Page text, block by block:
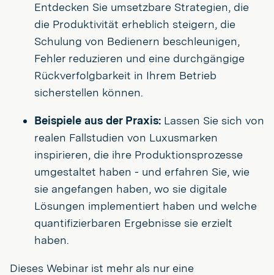
Entdecken Sie umsetzbare Strategien, die
die Produktivität erheblich steigern, die
Schulung von Bedienern beschleunigen,
Fehler reduzieren und eine durchgängige
Rückverfolgbarkeit in Ihrem Betrieb
sicherstellen können.
Beispiele aus der Praxis: Lassen Sie sich von
realen Fallstudien von Luxusmarken
inspirieren, die ihre Produktionsprozesse
umgestaltet haben - und erfahren Sie, wie
sie angefangen haben, wo sie digitale
Lösungen implementiert haben und welche
quantifizierbaren Ergebnisse sie erzielt
haben.
Dieses Webinar ist mehr als nur eine